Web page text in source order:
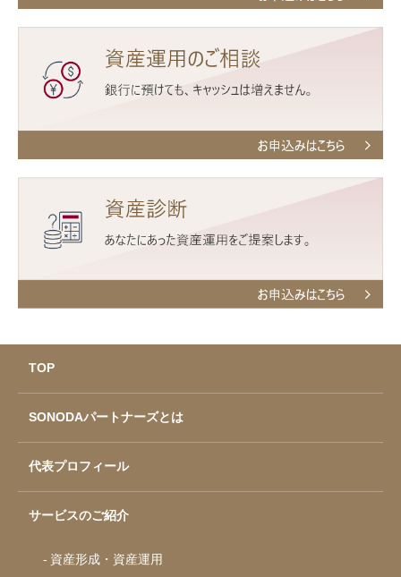
TOP
SONODAパートナーズとは
代表プロフィール
サービスのご紹介
資産形成・資産運用